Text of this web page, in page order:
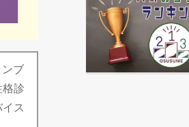
ブ
診
ス